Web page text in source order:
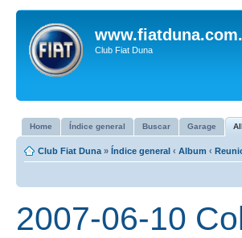
Club Fiat Duna
Home Índice general Buscar Garage
Club Fiat Duna » Índice general ‹ Album ‹
2007-06-10